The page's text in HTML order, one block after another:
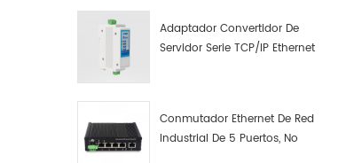
Adaptador Convertidor De
Servidor Serie TCP/IP Ethernet
Conmutador Ethernet De Red
Industrial De 5 Puertos, No